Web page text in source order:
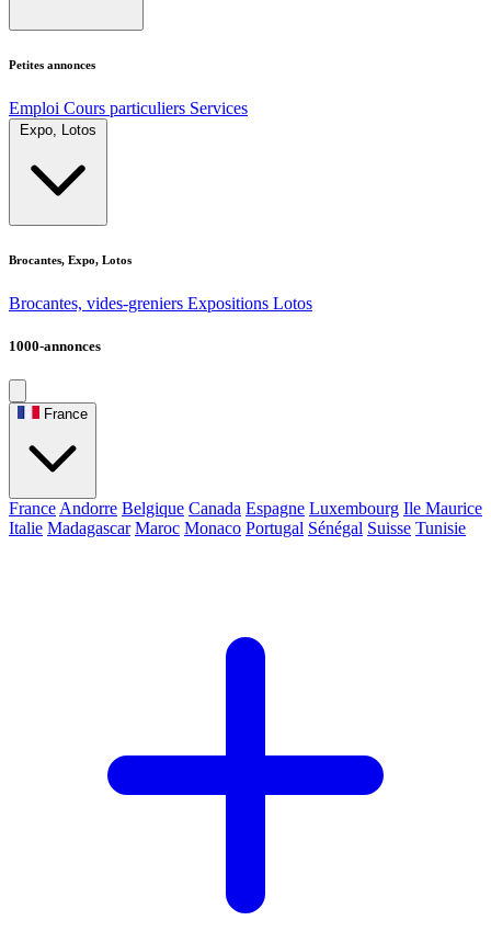
Petites annonces
Emploi Cours particuliers Services
Expo, Lotos
Brocantes, Expo, Lotos
Brocantes, vides-greniers Expositions Lotos
1000-annonces
France
France Andorre Belgique Canada Espagne Luxembourg Ile Maurice
Italie Madagascar Maroc Monaco Portugal Sénégal Suisse Tunisie